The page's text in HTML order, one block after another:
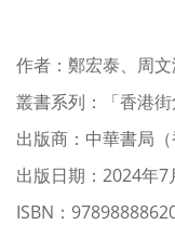
作者 ： 鄭宏泰、周文
叢書系列：「香港
出版商：中華書局
出版日期：2024年7
ISBN：